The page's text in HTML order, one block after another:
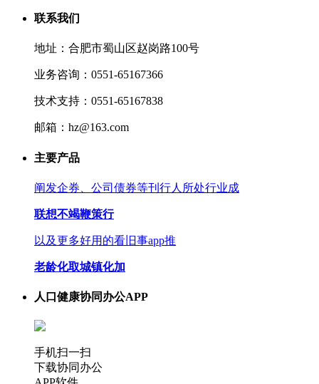
联系我们
地址：合肥市蜀山区赵岗路100号
业务咨询：0551-65167366
技术支持：0551-65167838
邮箱：hz@163.com
主要产品
阐发企券、公司债券等刊行人所处行业成
联想不竭鞭策行
以及更多好用的看旧事app推
老龄化取城镇化加
人口健康协同办公APP
手机扫一扫
下载协同办公